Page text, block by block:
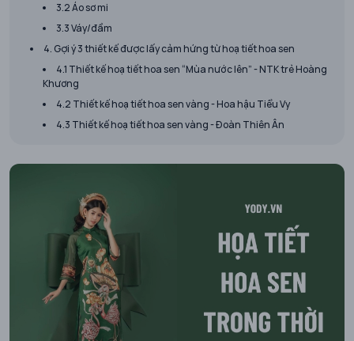
3.2 Áo sơ mi
3.3 Váy/đầm
4. Gợi ý 3 thiết kế được lấy cảm hứng từ hoạ tiết hoa sen
4.1 Thiết kế hoạ tiết hoa sen “Mùa nước lên” - NTK trẻ Hoàng
Khương
4.2 Thiết kế hoạ tiết hoa sen vàng - Hoa hậu Tiểu Vy
4.3 Thiết kế hoạ tiết hoa sen vàng - Đoàn Thiên Ân